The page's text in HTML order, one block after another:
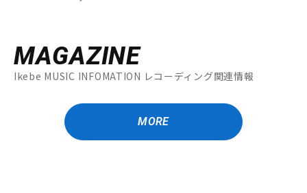
MAGAZINE
Ikebe MUSIC INFOMATION レコーディング関連情報
MORE